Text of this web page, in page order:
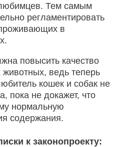
любимцев. Тем самым
регламентировать
в
повысить качество
ведь теперь
кошек и собак не
пока не докажет, что
нормальную
содержания.
к законопроекту: